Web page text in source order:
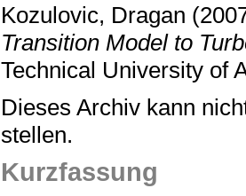
Kozulovic, Dragan
Transition Model to
Technical University of
Dieses Archiv kann
stellen.
Kurzfassung